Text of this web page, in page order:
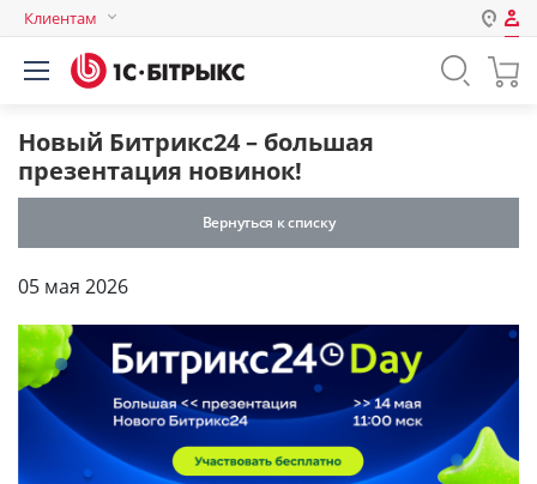
Клиентам
Авторизация
Логин
Запомнить меня на этом
компьютере
Забыли свой пароль?
Новый Битрикс24 – большая
презентация новинок!
Вернуться к списку
05 мая 2026